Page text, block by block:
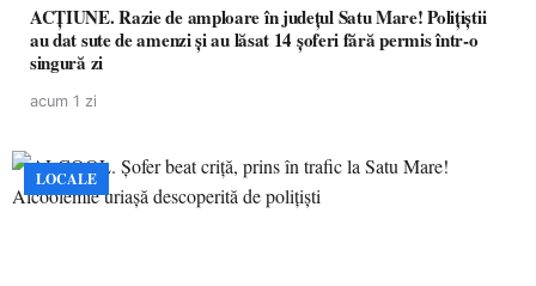
ACȚIUNE. Razie de amploare în județul Satu Mare! Polițiștii
au dat sute de amenzi și au lăsat 14 șoferi fără permis într-o
singură zi
acum 1 zi
LOCALE